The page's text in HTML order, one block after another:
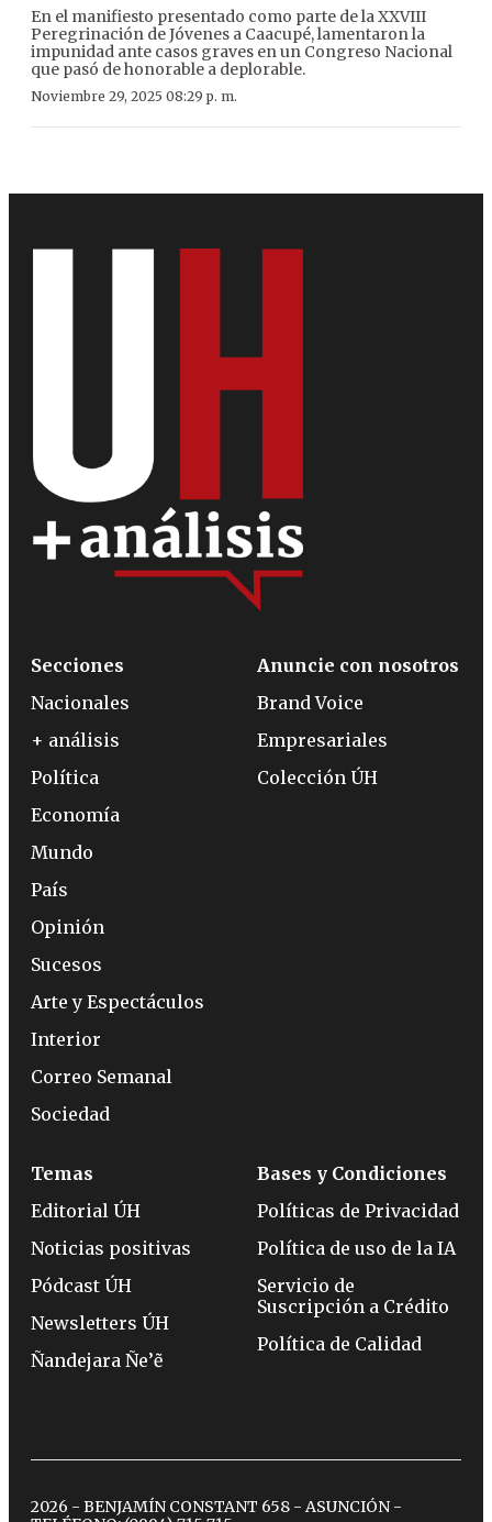
En el manifiesto presentado como parte de la XXVIII
Peregrinación de Jóvenes a Caacupé, lamentaron la
impunidad ante casos graves en un Congreso Nacional
que pasó de honorable a deplorable.
Noviembre 29, 2025 08:29 p. m.
Secciones
Nacionales
+ análisis
Política
Economía
Mundo
País
Opinión
Sucesos
Arte y Espectáculos
Interior
Correo Semanal
Sociedad
Anuncie con nosotros
Brand Voice
Empresariales
Colección ÚH
Temas
Editorial ÚH
Noticias positivas
Pódcast ÚH
Newsletters ÚH
Ñandejara Ñe’ẽ
Bases y Condiciones
Políticas de Privacidad
Política de uso de la IA
Servicio de
Suscripción a Crédito
Política de Calidad
2026 - BENJAMÍN CONSTANT 658 - ASUNCIÓN -